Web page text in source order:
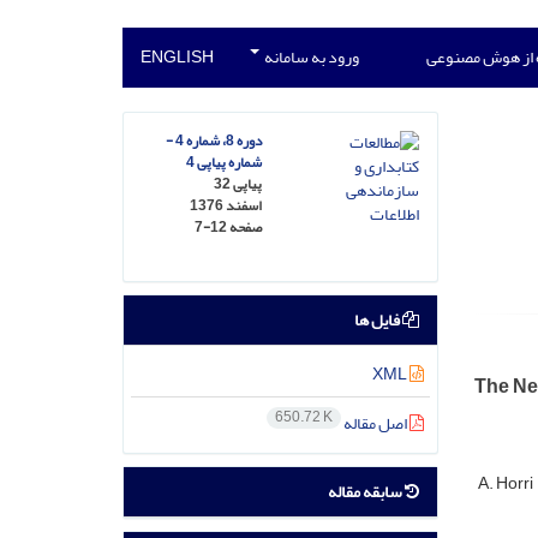
از هوش مصنوعی ورود به سامانه ENGLISH
The
A. Horri
دوره 8، شماره 4 -
شماره پیاپی 4
پیاپی 32
اسفند 1376
صفحه7-12
فایل ها
XML
اصل مقاله 650.72 K
سابقه مقاله